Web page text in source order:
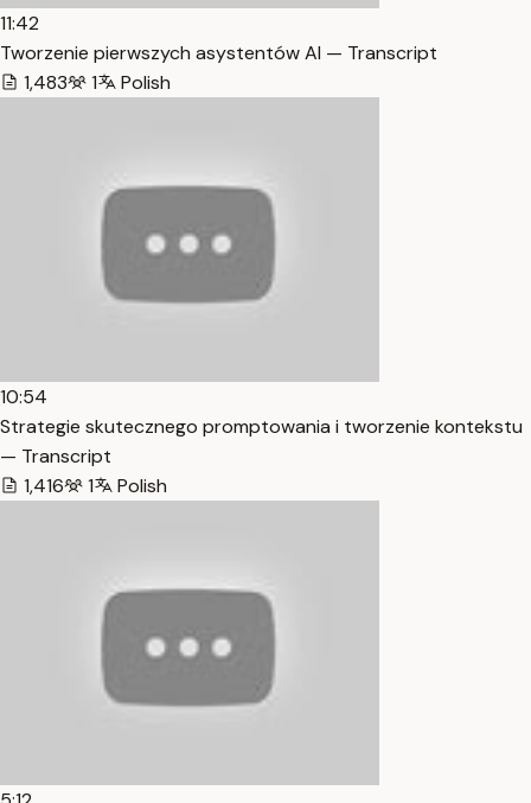
11:42
Tworzenie pierwszych asystentów AI — Transcript
1,483
1 Polish
10:54
Strategie skutecznego promptowania i tworzenie kontekstu
— Transcript
1,416
1 Polish